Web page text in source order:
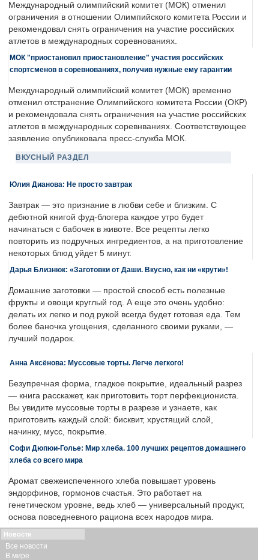
Международный олимпийский комитет (МОК) отменил
ограничения в отношении Олимпийского комитета России и
рекомендовал снять ограничения на участие российских
атлетов в международных соревнованиях.
МОК "приостановил приостановление" участия российских
спортсменов в соревнованиях, получив нужные ему гарантии
Международный олимпийский комитет (МОК) временно
отменил отстранение Олимпийского комитета России (ОКР)
и рекомендовала снять ограничения на участие российских
атлетов в международных соревнваниях. Соответствующее
заявление опубликовала пресс-служба МОК.
ВКУСНЫЙ РАЗДЕЛ
Юлия Дианова: Не просто завтрак
Завтрак — это признание в любви себе и близким. С
дебютной книгой фуд-блогера каждое утро будет
начинаться с бабочек в животе. Все рецепты легко
повторить из подручных ингредиентов, а на приготовление
некоторых блюд уйдет 5 минут.
Дарья Близнюк: «Заготовки от Даши. Вкусно, как ни «крути»!
Домашние заготовки — простой способ есть полезные
фрукты и овощи круглый год. А еще это очень удобно:
делать их легко и под рукой всегда будет готовая еда. Тем
более баночка угощения, сделанного своими руками, —
лучший подарок.
Анна Аксёнова: Муссовые торты. Легче легкого!
Безупречная форма, гладкое покрытие, идеальный разрез
— книга расскажет, как приготовить торт перфекциониста.
Вы увидите муссовые торты в разрезе и узнаете, как
приготовить каждый слой: бисквит, хрустящий слой,
начинку, мусс, покрытие.
Софи Дюпюи-Голье: Мир хлеба. 100 лучших рецептов домашнего
хлеба со всего мира
Аромат свежеиспеченного хлеба повышает уровень
эндорфинов, гормонов счастья. Это работает на
генетическом уровне, ведь хлеб — универсальный продукт,
основа повседневного рациона всех народов мира.
Новости
Все новости
В мире